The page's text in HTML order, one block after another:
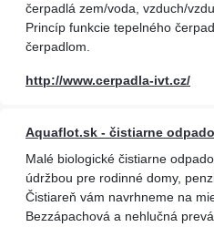
čerpadlá zem/voda, vzduch/
Princíp funkcie tepelného
čerpadlom.
http://www.cerpadla-ivt.cz/
Aquaflot.sk - čistiarne
Malé biologické čistiarne
údržbou pre rodinné domy,
Čistiareň vám navrhneme na
Bezzápachová a nehlučná